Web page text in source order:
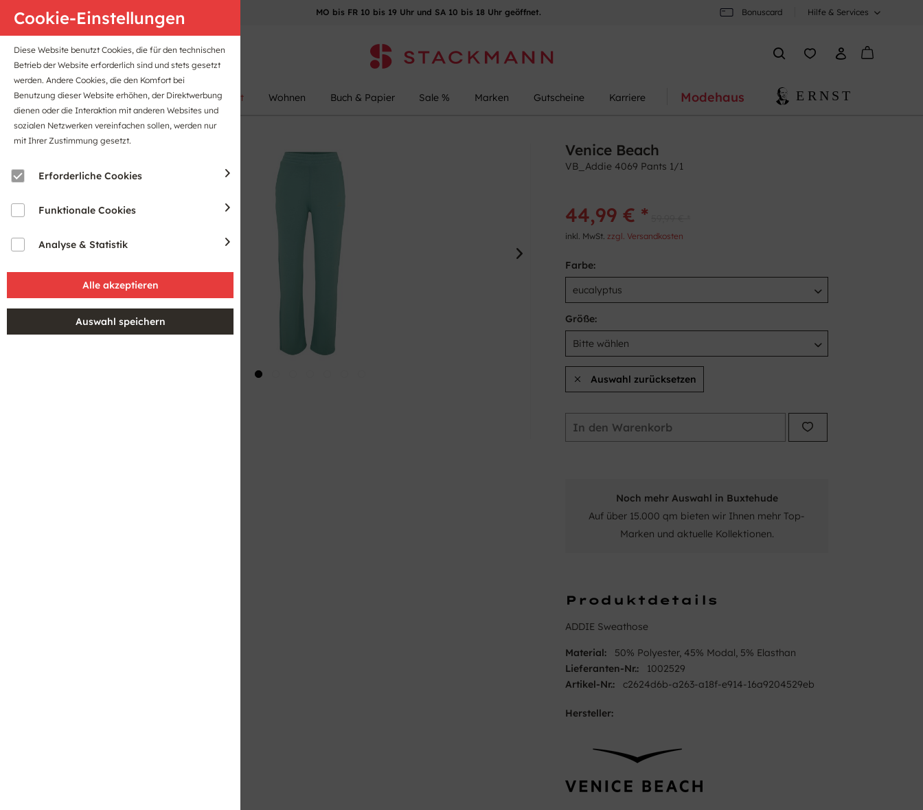
Anfahrt B2B-Portal MO bis FR 10 bis 19 Uhr und SA 10 bis 18 Uhr geöffnet. Bonuscard Hilfe & Services
Damen Herren Kinder Sport Wohnen Buch & Papier Sale % Marken Gutscheine Karriere Modehaus
Cookie-Einstellungen
Diese Website benutzt Cookies, die für den technischen
Betrieb der Website erforderlich sind und stets gesetzt
werden. Andere Cookies, die den Komfort bei
Benutzung dieser Website erhöhen, der Direktwerbung
dienen oder die Interaktion mit anderen Websites und
sozialen Netzwerken vereinfachen sollen, werden nur
mit Ihrer Zustimmung gesetzt.
Erforderliche Cookies
Funktionale Cookies
Analyse & Statistik
Venice Beach
VB_Addie 4069 Pants 1/1
44,99 € *
inkl. MwSt.zzgl. Versandkosten
Farbe:
Größe:
Auswahl zurücksetzen
In den Warenkorb
Noch mehr Auswahl in Buxtehude
Auf über 15.000 qm bieten wir Ihnen mehr Top-
Marken und aktuelle Kollektionen.
Produktdetails
ADDIE Sweathose
Material:
50% Polyester, 45% Modal, 5% Elasthan
Lieferanten-Nr.:
1002529
Artikel-Nr.:
c2624d6b-a263-a18f-e914-16a9204529eb
Hersteller: